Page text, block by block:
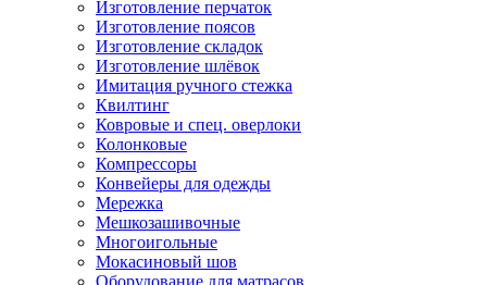
Изготовление перчаток
Изготовление поясов
Изготовление складок
Изготовление шлёвок
Имитация ручного стежка
Квилтинг
Ковровые и спец. оверлоки
Колонковые
Компрессоры
Конвейеры для одежды
Мережка
Мешкозашивочные
Многоигольные
Мокасиновый шов
Оборудование для матрасов